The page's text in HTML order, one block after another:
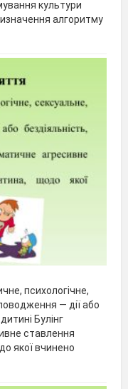
культури
алгоритму
психологічне,
— дії або
Булінг
ставлення
якої вчинено